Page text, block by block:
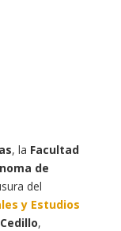
, la Facultad
de
del
y Estudios
,